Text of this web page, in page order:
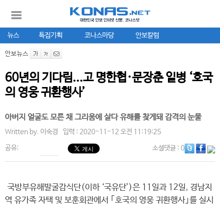
뉴스 특집기획 코나스마당 안보칼럼
안보뉴스
60년의 기다림...고 명한협·문장춘 일병 ‘호국
의 영웅 귀환행사’
아버지 얼굴도 모른 채 그리움에 살다 유해를 찾게돼 감격의 눈물
Written by. 이숙경 입력 : 2020-11-12 오전 11:19:25
공유: 소셜댓글: 0
국방부유해발굴감식단(이하 ‘국유단’)은 11일과 12일, 경남지
역 유가족 자택 및 보훈회관에서 ｢호국의 영웅 귀환행사｣를 실시